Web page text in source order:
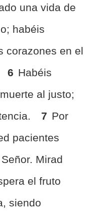
una vida de
habéis
corazones en el
6 Habéis
al justo;
7 Por
pacientes
Mirad
el fruto
siendo